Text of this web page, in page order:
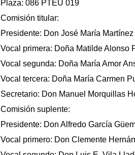
Plaza: 086 PTEU 019
Comisión titular:
Presidente: Don José María
Vocal primera: Doña Matilde Alonso
Vocal segunda: Doña María Amor
Vocal tercera: Doña María Carmen
Secretario: Don Manuel Morquillas
Comisión suplente:
Presidente: Don Alfredo García
Vocal primero: Don Clemente